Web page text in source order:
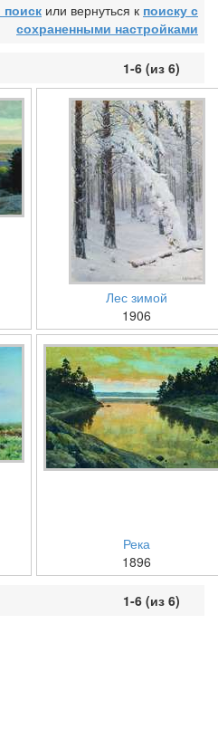
или вернуться к поиску с
сохраненными настройками
1-6 (из 6)
Лес зимой
1906
Река
1896
1-6 (из 6)